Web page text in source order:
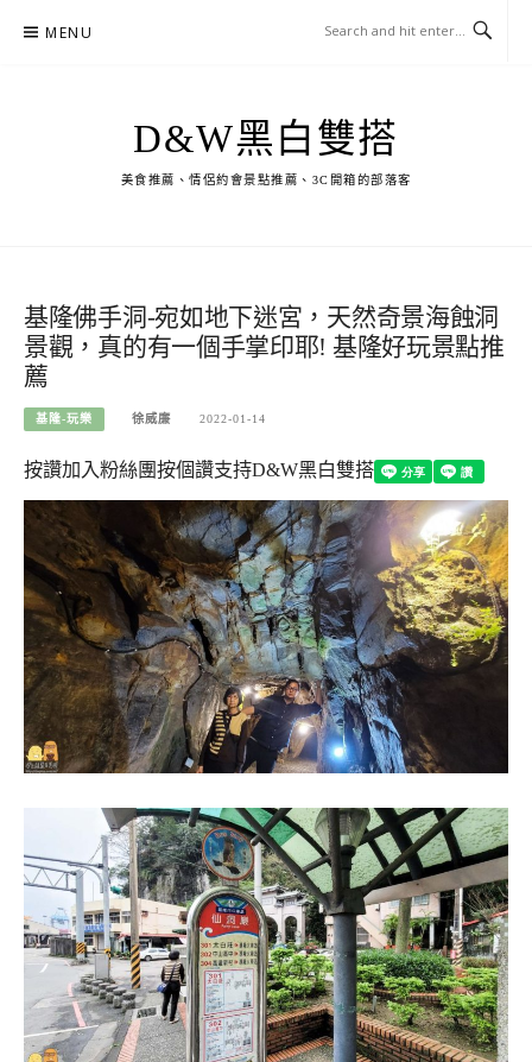
MENU
D&W黑白雙搭
美食推薦、情侶約會景點推薦、3C開箱的部落客
基隆佛手洞-宛如地下迷宮，天然奇景海蝕洞
景觀，真的有一個手掌印耶! 基隆好玩景點推
薦
基隆-玩樂 徐威廉 2022-01-14
按讚加入粉絲團按個讚支持D&W黑白雙搭